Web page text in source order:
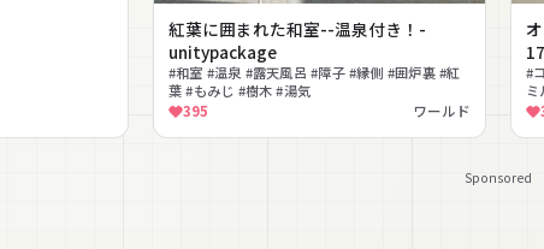
紅葉に囲まれた和室--温泉付き！-
unitypackage
#和室 #温泉 #露天風呂 #障子 #縁側 #囲炉裏 #紅
葉 #もみじ #樹木 #湯気
395
ワールド
#
ミ
用
Sponsored